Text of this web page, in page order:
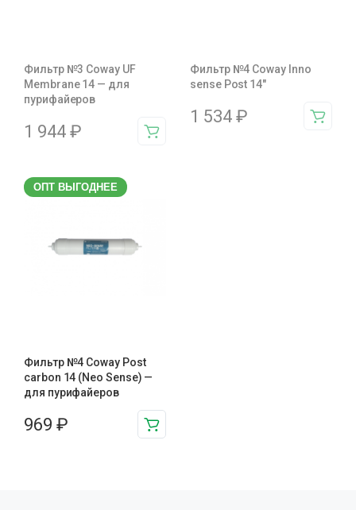
Фильтр №3 Coway UF
Membrane 14 — для
пурифайеров
1 944 ₽
Фильтр №4 Coway Inno
sense Post 14"
1 534 ₽
ОПТ ВЫГОДНЕЕ
Фильтр №4 Coway Post
carbon 14 (Neo Sense) —
для пурифайеров
969 ₽